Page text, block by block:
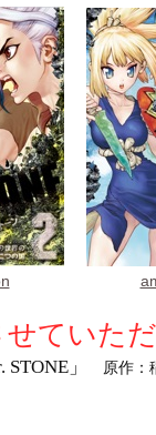
せていた
」 原作：